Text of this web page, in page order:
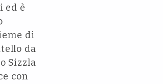
ed è
di
da
Sizzla
con